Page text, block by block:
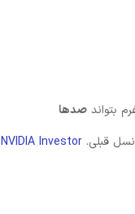
صدها
NVIDIA Investor